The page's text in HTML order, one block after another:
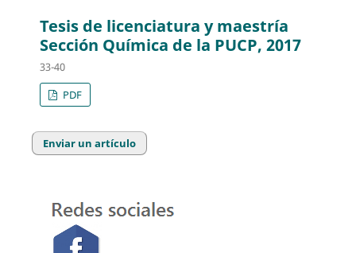
Tesis de licenciatura y maestría
Sección Química de la PUCP, 2017
33-40
PDF
Enviar un artículo